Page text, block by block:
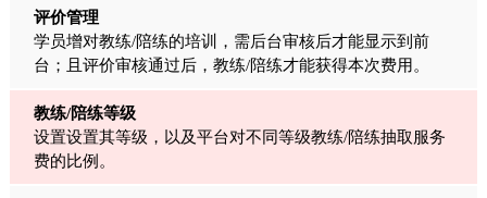
评价管理
学员增对教练/陪练的培训，需后台审核后才能显示到前
台；且评价审核通过后，教练/陪练才能获得本次费用。
教练/陪练等级
设置设置其等级，以及平台对不同等级教练/陪练抽取服务
费的比例。